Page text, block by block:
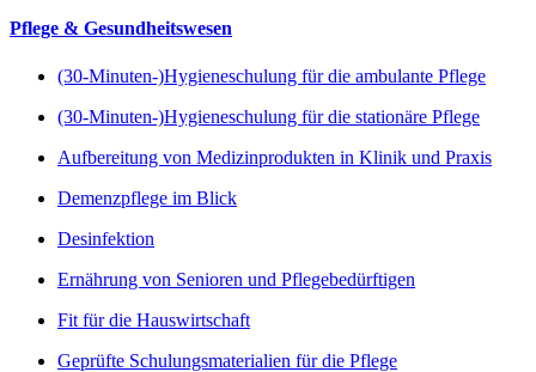
Pflege & Gesundheitswesen
(30-Minuten-)Hygieneschulung für die ambulante Pflege
(30-Minuten-)Hygieneschulung für die stationäre Pflege
Aufbereitung von Medizinprodukten in Klinik und Praxis
Demenzpflege im Blick
Desinfektion
Ernährung von Senioren und Pflegebedürftigen
Fit für die Hauswirtschaft
Geprüfte Schulungsmaterialien für die Pflege